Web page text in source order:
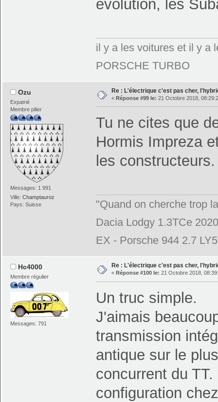
évolution, les
il y a les voitures et il y a
PORSCHE TURBO
Ozu
Expatrié
Membre pilier
Messages: 1 991
Ville:Champtauroz
Pays: Suisse
Re : L'électrique c'est pas cher,
« Réponse #99 le: 21 Octobre 2018,
Tu ne cites que
Hormis Impreza
les constructeurs.
"Quand on cherche trop
Dacia Lodgy 1.3TCe
EX - Porsche 944 2.7
Hc4000
Membre régulier
Messages: 791
Re : L'électrique c'est pas cher,
« Réponse #100 le: 21 Octobre 2018,
Un truc simple.
J'aimais
transmission
antique sur le
concurrent du
configuration